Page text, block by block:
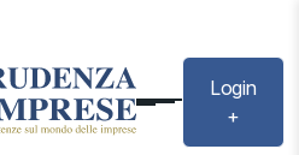
Login
+